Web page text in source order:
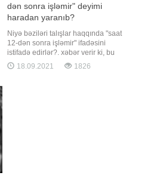
dən sonra işləmir" deyimi
haradan yaranıb?
Niyə bəziləri talışlar haqqında "saat
12-dən sonra işləmir" ifadəsini
istifadə edirlər?. xəbər verir ki, bu
barədə aparıcı, nitq təlimçisi Cəlalə
Nəzəroğlu sosial şəbəkədə
18.09.2021 1826